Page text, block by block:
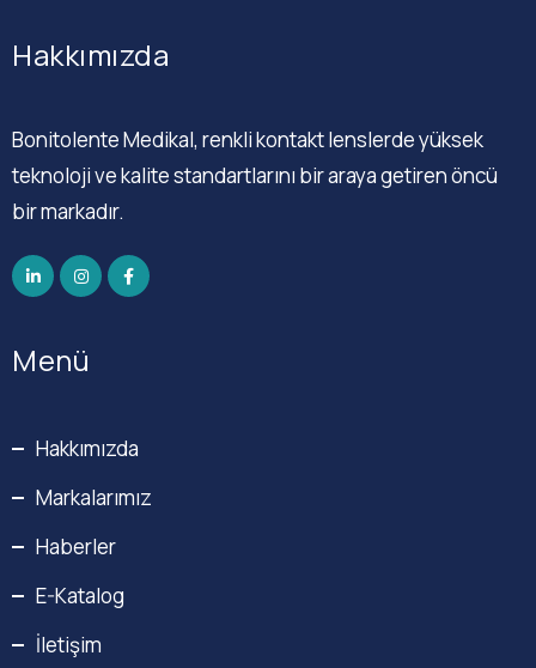
Hakkımızda
Bonitolente Medikal, renkli kontakt lenslerde yüksek
teknoloji ve kalite standartlarını bir araya getiren öncü
bir markadır.
Menü
Hakkımızda
Markalarımız
Haberler
E-Katalog
İletişim